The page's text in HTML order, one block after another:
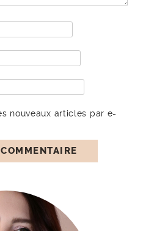
nouveaux articles par e-